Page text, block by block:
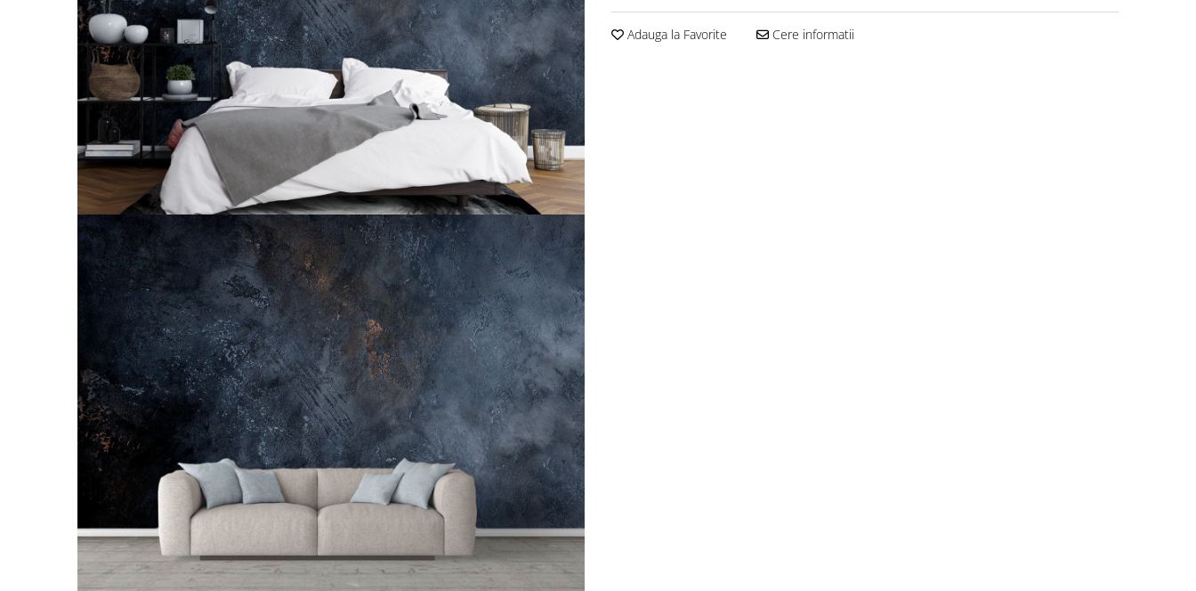
Adauga la Favorite Cere informatii